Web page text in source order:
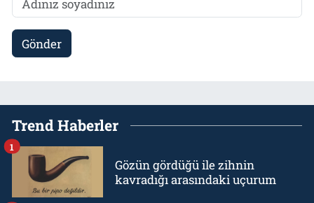
Gönder
Trend Haberler
Gözün gördüğü ile zihnin
kavradığı arasındaki uçurum
1